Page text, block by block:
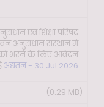
एवं शिक्षा परिषद
अनुसंधान संस्थान में
भरने के लिए आवेदन
अद्यतन - 30 Jul 2026
(0.29 MB)